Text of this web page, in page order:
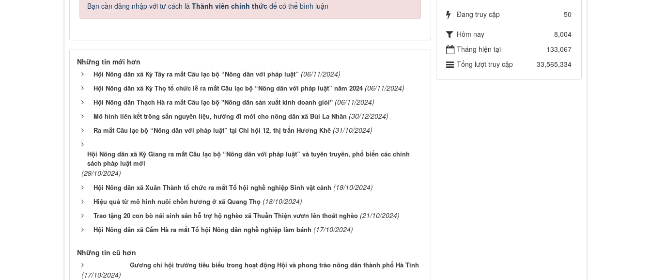
Bạn cần đăng nhập với tư cách là Thành viên chính thức để có thể bình luận
Những tin mới hơn
Hội Nông dân xã Kỳ Tây ra mắt Câu lạc bộ “Nông dân với pháp luật” (06/11/2024)
Hội Nông dân xã Kỳ Thọ tổ chức lễ ra mắt Câu lạc bộ “Nông dân với pháp luật” năm 2024 (06/11/2024)
Hội Nông dân Thạch Hà ra mắt Câu lạc bộ "Nông dân sản xuất kinh doanh giỏi" (06/11/2024)
Mô hình liên kết trồng sắn nguyên liệu, hướng đi mới cho nông dân xã Bùi La Nhân (30/12/2024)
Ra mắt Câu lạc bộ “Nông dân với pháp luật” tại Chi hội 12, thị trấn Hương Khê (31/10/2024)
Hội Nông dân xã Kỳ Giang ra mắt Câu lạc bộ “Nông dân với pháp luật” và tuyên truyền, phổ biến các chính
sách pháp luật mới
(29/10/2024)
Hội Nông dân xã Xuân Thành tổ chức ra mắt Tổ hội nghề nghiệp Sinh vật cảnh (18/10/2024)
Hiệu quả từ mô hình nuôi chồn hương ở xã Quang Thọ (18/10/2024)
Trao tặng 20 con bò nái sinh sản hỗ trợ hộ nghèo xã Thuần Thiện vươn lên thoát nghèo (21/10/2024)
Hội Nông dân xã Cẩm Hà ra mắt Tổ hội Nông dân nghề nghiệp làm bánh (17/10/2024)
Những tin cũ hơn
Gương chi hội trưởng tiêu biểu trong hoạt động Hội và phong trào nông dân thành phố Hà Tĩnh
(17/10/2024)
Đang truy cập 50
Hôm nay
8,004
Tháng hiện tại
133,067
Tổng lượt truy cập
33,565,334